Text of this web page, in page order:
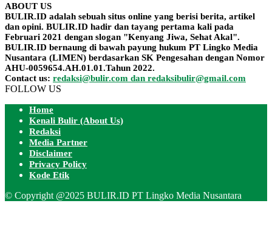
ABOUT US
BULIR.ID adalah sebuah situs online yang berisi berita, artikel
dan opini. BULIR.ID hadir dan tayang pertama kali pada
Februari 2021 dengan slogan "Kenyang Jiwa, Sehat Akal".
BULIR.ID bernaung di bawah payung hukum PT Lingko Media
Nusantara (LIMEN) berdasarkan SK Pengesahan dengan Nomor
AHU-0059654.AH.01.01.Tahun 2022.
Contact us: redaksi@bulir.com dan redaksibulir@gmail.com
FOLLOW US
Home
Kenali Bulir (About Us)
Redaksi
Media Partner
Disclaimer
Privacy Policy
Kode Etik
© Copyright @2025 BULIR.ID PT Lingko Media Nusantara